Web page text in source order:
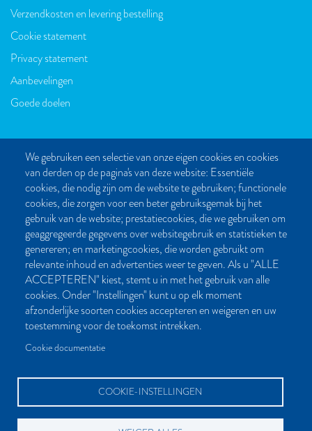
We gebruiken een selectie van onze eigen cookies en cookies
van derden op de pagina's van deze website: Essentiële
cookies, die nodig zijn om de website te gebruiken; functionele
cookies, die zorgen voor een beter gebruiksgemak bij het
gebruik van de website; prestatiecookies, die we gebruiken om
geaggregeerde gegevens over websitegebruik en statistieken te
genereren; en marketingcookies, die worden gebruikt om
relevante inhoud en advertenties weer te geven. Als u "ALLE
ACCEPTEREN" kiest, stemt u in met het gebruik van alle
cookies. Onder "Instellingen" kunt u op elk moment
afzonderlijke soorten cookies accepteren en weigeren en uw
toestemming voor de toekomst intrekken.
Cookie documentatie
COOKIE-INSTELLINGEN
Verzendkosten en levering bestelling
Cookie statement
Privacy statement
Aanbevelingen
Goede doelen
CONTACT
Post- en bezoekadres:
Kattegat 32-8
9723 JP Groningen
Nederland
Bellen:
050 851 80 41
Bereikbaar van maandag t/m vrijdag tussen 9.00 en 17.00 uur
info[at]palmslag.nl(algemene vragen)